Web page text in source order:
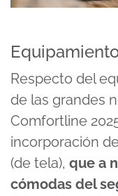
Respecto del
de las grandes
Comfortline
incorporación
(de tela), que a
cómodas del